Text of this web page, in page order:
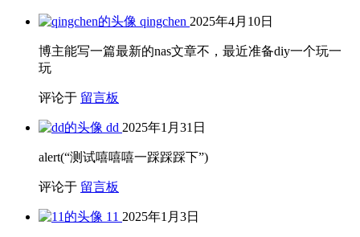
qingchen 2025年4月10日
博主能写一篇最新的nas文章不，最近准备diy一个玩一
玩
评论于 留言板
dd 2025年1月31日
alert(“测试嘻嘻嘻一踩踩踩下”)
评论于 留言板
11 2025年1月3日